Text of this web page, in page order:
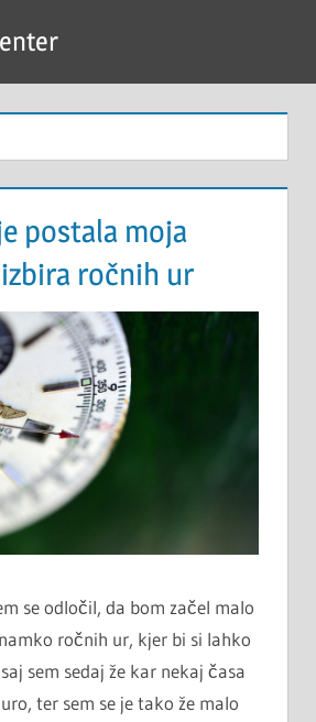
postala moja
ročnih ur
se odločil, da bom začel malo
ročnih ur, kjer bi si lahko
sem sedaj že kar nekaj časa
ter sem se je tako že malo